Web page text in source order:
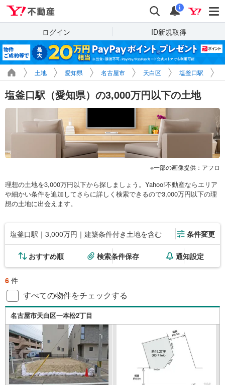
検索 通知
i
ログイン ID新規取得
土地 愛知県 名古屋市 天白区 塩釜口駅
塩釜口駅（愛知県）の3,000万円以下の土地
一部の画像提供：アフロ
理想の土地を3,000万円以下から探しましょう。Yahoo!不動産ならエリア
や細かい条件を追加してさらに詳しく検索できるので3,000万円以下の理
想の土地に出会えます。
塩釜口駅｜3,000万円｜建築条件付き土地を含む 条件変更
おすすめ順 検索条件保存 通知設定
6 件
すべての物件をチェックする
名古屋市天白区一本松2丁目